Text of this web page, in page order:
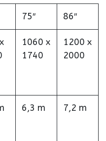
75″ 86″
1060 x
1740
1200 x
2000
6,3 m 7,2 m